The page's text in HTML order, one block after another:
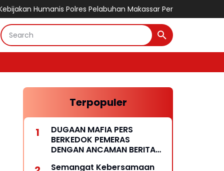
Polres Pelabuhan Makassar Pertemukan Tahanan dengan
Terpopuler
DUGAAN MAFIA PERS
BERKEDOK PEMERAS
DENGAN ANCAMAN BERITA
Semangat Kebersamaan